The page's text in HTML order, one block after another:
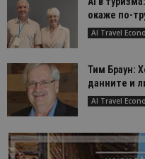
окаже по-
AI Travel
Тим Браун:
данните и
AI Travel